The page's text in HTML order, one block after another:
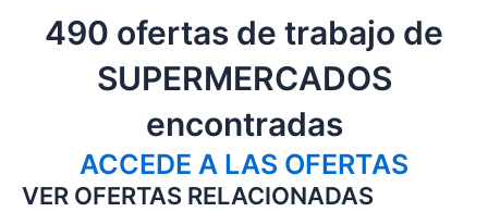
490 ofertas de trabajo de
SUPERMERCADOS
encontradas
ACCEDE A LAS OFERTAS
VER OFERTAS RELACIONADAS